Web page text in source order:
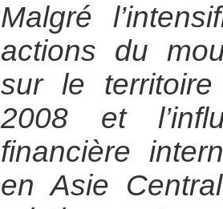
Malgré
actions du
sur le territoire
2008 et
financière
en Asie